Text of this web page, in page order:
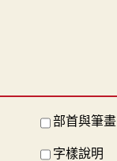
部首與筆畫
字樣說明